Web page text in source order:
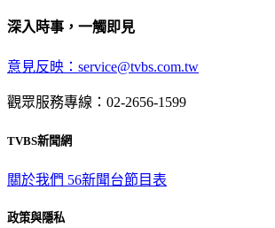
深入時事，一觸即見
意見反映：service@tvbs.com.tw
觀眾服務專線：02-2656-1599
TVBS新聞網
關於我們 56新聞台節目表
政策與隱私